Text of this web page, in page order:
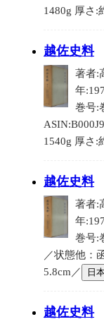
1480g 厚さ:
越佐史料
著者:
年
巻号:
1540g 厚さ:
越佐史料
著者:
年
巻号:
／状態他：
5.8cm／
日
越佐史料